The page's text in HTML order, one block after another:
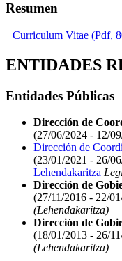
Resumen
Curriculum Vitae (Pdf,
ENTIDADES
Entidades Públicas
Dirección de
(27/06/2024 - 12/
Dirección de
(23/01/2021 - 26/
Lehendakaritza
Dirección de
(27/11/2016 - 22/
(Lehendakaritza)
Dirección de
(18/01/2013 - 26/
(Lehendakaritza)